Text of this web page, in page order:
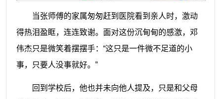
当张师傅的家属匆匆赶到医院看到亲人时，激动
得热泪盈眶，连连致谢。面对这份沉甸甸的感激，邓
伟杰只是微笑着摆摆手：“这只是一件微不足道的小
事，只要人没事就好。”
回到学校后，他也并未向他人提及，只是和父母